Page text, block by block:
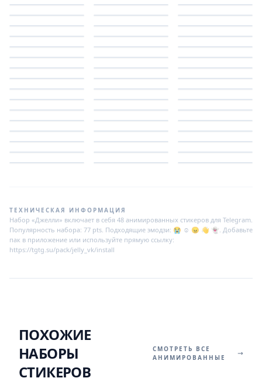
ТЕХНИЧЕСКАЯ ИНФОРМАЦИЯ
Набор «Джелли» включает в себя 48 анимированных стикеров для Telegram.
Популярность набора: 77 pts. Подходящие эмодзи: 😭 ☺️ 😠 👋 👻. Добавьте
пак в приложение или используйте прямую ссылку:
https://tgtg.su/pack/jelly_vk/install
ПОХОЖИЕ
НАБОРЫ
СТИКЕРОВ
СМОТРЕТЬ ВСЕ
АНИМИРОВАННЫЕ